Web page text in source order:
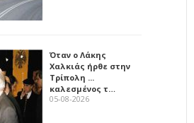
Όταν ο Λάκης
Χαλκιάς ήρθε στην
Τρίπολη ...
καλεσμένος τ…
05-08-2026